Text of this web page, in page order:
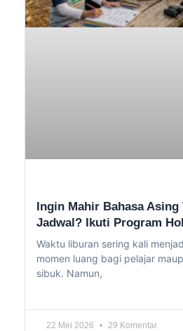
Ingin Mahir Bahasa Asing
Jadwal? Ikuti Program
Waktu liburan sering kali
momen luang bagi pelajar
sibuk. Namun,
22 Mei 2026 29 Komentar